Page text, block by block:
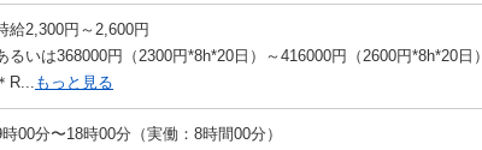
給2,300円～2,600円
るいは368000円（2300円*8h*20日）～416000円（2600円*8h*20日）
＊R... もっと見る
時00分〜18時00分（実働：8時間00分）